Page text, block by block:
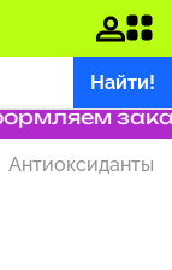
Найти!
заказ
Антиоксиданты